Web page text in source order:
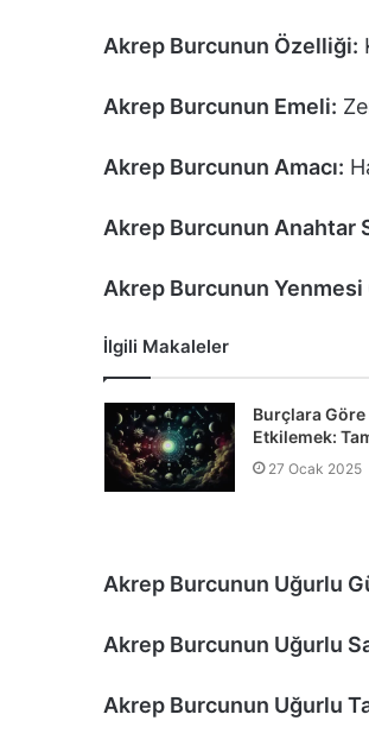
Akrep Burcunun Özelliği:
Akrep Burcunun Emeli:
Akrep Burcunun Amacı:
Akrep Burcunun Anahtar
Akrep Burcunun Yenmesi
İlgili Makaleler
Burçlara
Etkilemek:
27 Ocak 2025
Akrep Burcunun Uğurlu
Akrep Burcunun Uğurlu
Akrep Burcunun Uğurlu